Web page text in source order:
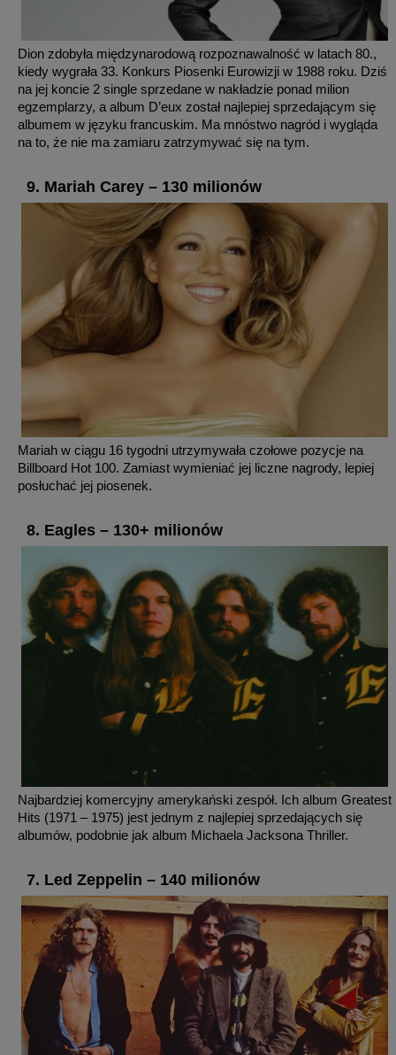
Dion zdobyła międzynarodową rozpoznawalność w latach 80.,
kiedy wygrała 33. Konkurs Piosenki Eurowizji w 1988 roku. Dziś
na jej koncie 2 single sprzedane w nakładzie ponad milion
egzemplarzy, a album D’eux został najlepiej sprzedającym się
albumem w języku francuskim. Ma mnóstwo nagród i wygląda
na to, że nie ma zamiaru zatrzymywać się na tym.
9. Mariah Carey – 130 milionów
Mariah w ciągu 16 tygodni utrzymywała czołowe pozycje na
Billboard Hot 100. Zamiast wymieniać jej liczne nagrody, lepiej
posłuchać jej piosenek.
8. Eagles – 130+ milionów
Najbardziej komercyjny amerykański zespół. Ich album Greatest
Hits (1971 – 1975) jest jednym z najlepiej sprzedających się
albumów, podobnie jak album Michaela Jacksona Thriller.
7. Led Zeppelin – 140 milionów